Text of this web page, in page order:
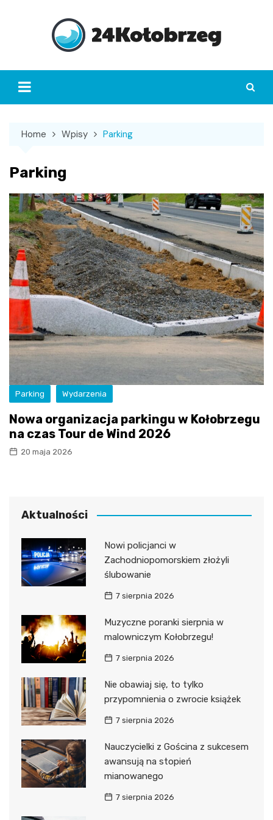
Home Wpisy Parking
Parking
Parking Wydarzenia
Nowa organizacja parkingu w Kołobrzegu
na czas Tour de Wind 2026
20 maja 2026
Aktualności
Nowi policjanci w
Zachodniopomorskiem złożyli
ślubowanie
7 sierpnia 2026
Muzyczne poranki sierpnia w
malowniczym Kołobrzegu!
7 sierpnia 2026
Nie obawiaj się, to tylko
przypomnienia o zwrocie książek
7 sierpnia 2026
Nauczycielki z Gościna z sukcesem
awansują na stopień
mianowanego
7 sierpnia 2026